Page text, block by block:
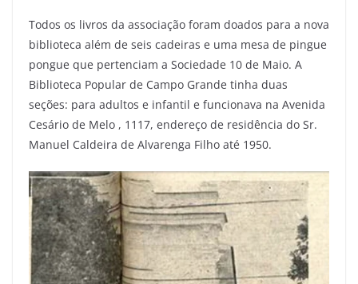
Todos os livros da associação foram doados para a nova
biblioteca além de seis cadeiras e uma mesa de pingue
pongue que pertenciam a Sociedade 10 de Maio. A
Biblioteca Popular de Campo Grande tinha duas
seções: para adultos e infantil e funcionava na Avenida
Cesário de Melo , 1117, endereço de residência do Sr.
Manuel Caldeira de Alvarenga Filho até 1950.